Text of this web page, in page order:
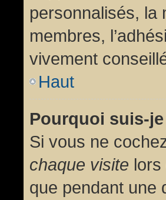
personnalisés, la
membres,
vivement
Haut
Pourquoi suis-
Si vous ne
chaque visite
que pendant une